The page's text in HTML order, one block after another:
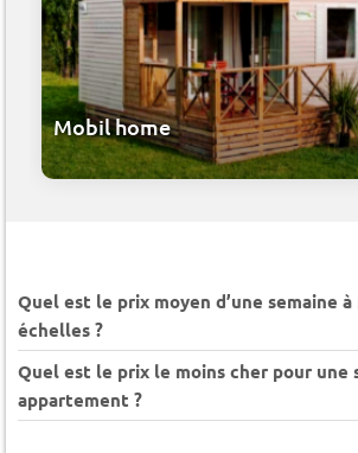
Mobil home
Quel est le prix moyen d’une semaine
échelles ?
Quel est le prix le moins cher pour une
appartement ?